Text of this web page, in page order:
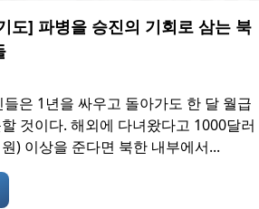
도] 파병을 승진의 기회로 삼는 북
은 1년을 싸우고 돌아가도 한 달 월급
것이다. 해외에 다녀왔다고 1000달러
) 이상을 준다면 북한 내부에서...